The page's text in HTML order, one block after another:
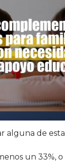
alguna de
un 33%,